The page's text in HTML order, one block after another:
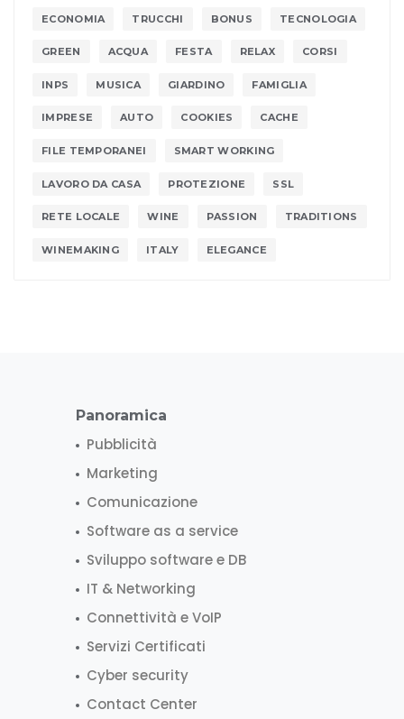
ECONOMIA TRUCCHI BONUS TECNOLOGIA
GREEN ACQUA FESTA RELAX CORSI
INPS MUSICA GIARDINO FAMIGLIA
IMPRESE AUTO COOKIES CACHE
FILE TEMPORANEI SMART WORKING
LAVORO DA CASA PROTEZIONE SSL
RETE LOCALE WINE PASSION TRADITIONS
WINEMAKING ITALY ELEGANCE
Panoramica
Pubblicità
Marketing
Comunicazione
Software as a service
Sviluppo software e DB
IT & Networking
Connettività e VoIP
Servizi Certificati
Cyber security
Contact Center